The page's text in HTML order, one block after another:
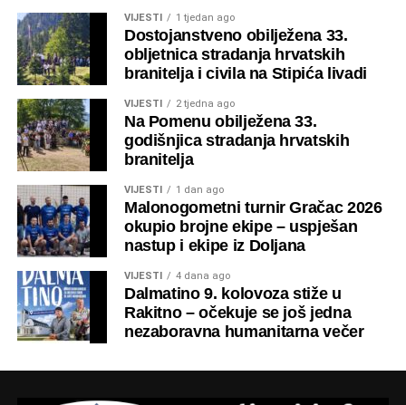
Unutrašnjost crkve
Unutrašnjost crkve
VIJESTI 1 tjedan ago
Dostojanstveno obilježena 33.
obljetnica stradanja hrvatskih
branitelja i civila na Stipića livadi
VIJESTI 2 tjedna ago
Na Pomenu obilježena 33.
godišnjica stradanja hrvatskih
branitelja
VIJESTI 1 dan ago
Malonogometni turnir Gračac 2026
okupio brojne ekipe – uspješan
nastup i ekipe iz Doljana
VIJESTI 4 dana ago
Dalmatino 9. kolovoza stiže u
Rakitno – očekuje se još jedna
nezaboravna humanitarna večer